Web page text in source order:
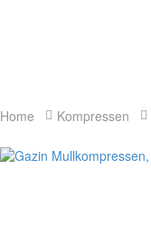
Home Kompressen